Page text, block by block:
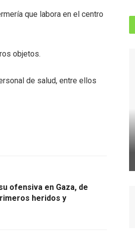
que labora en el centro
objetos.
de salud, entre ellos
ofensiva en Gaza, de
heridos y